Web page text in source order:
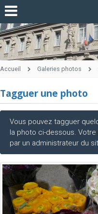
Accueil Galeries photos
Tagguer une photo
Vous pouvez tagguer
la photo ci-dessous.
par un administrateur du